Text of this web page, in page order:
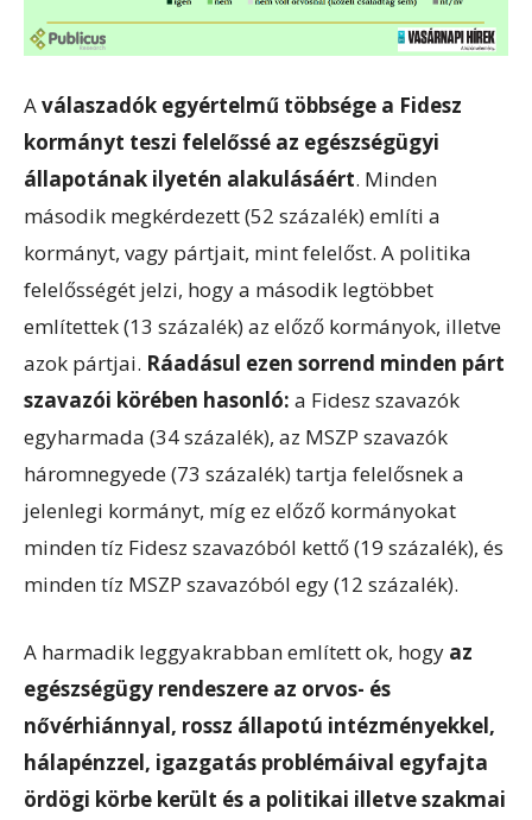
Aválaszadók egyértelmű többsége a Fidesz
kormányt teszi felelőssé az egészségügyi
állapotának ilyetén alakulásáért. Minden
második megkérdezett (52 százalék) említi a
kormányt, vagy pártjait, mint felelőst. A politika
felelősségét jelzi, hogy a második legtöbbet
említettek (13 százalék) az előző kormányok, illetve
azok pártjai. Ráadásul ezen sorrend minden párt
szavazói körében hasonló: a Fidesz szavazók
egyharmada (34 százalék), az MSZP szavazók
háromnegyede (73 százalék) tartja felelősnek a
jelenlegi kormányt, míg ez előző kormányokat
minden tíz Fidesz szavazóból kettő (19 százalék), és
minden tíz MSZP szavazóból egy (12 százalék).
A harmadik leggyakrabban említett ok, hogy az
egészségügy rendeszere az orvos- és
nővérhiánnyal, rossz állapotú intézményekkel,
hálapénzzel, igazgatás problémáival egyfajta
ördögi körbe került és a politikai illetve szakmai